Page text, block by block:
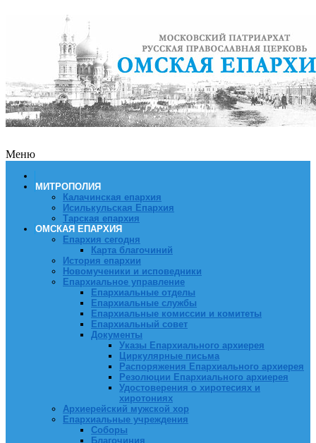
Меню
МИТРОПОЛИЯ
Калачинская епархия
Исилькульская Епархия
Тарская епархия
ОМСКАЯ ЕПАРХИЯ
Епархия сегодня
Карта благочиний
История епархии
Новомученики и исповедники
Епархиальное управление
Епархиальные отделы
Епархиальные службы
Епархиальные комиссии и комитеты
Епархиальный совет
Документы
Указы Епархиального архиерея
Циркулярные письма
Распоряжения Епархиального архиерея
Резолюции Епархиального архиерея
Удостоверения о хиротесиях и
хиротониях
Архиерейский мужской хор
Епархиальные учреждения
Соборы
Благочиния